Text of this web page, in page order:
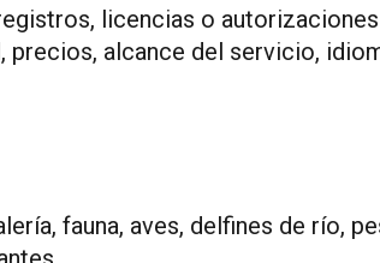
licencias o
precios, alcance del servicio,
fauna, aves, delfines de río,